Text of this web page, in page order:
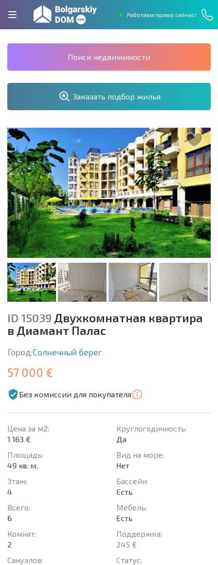
Работаем прямо сейчас!
Поиск недвижимости
Заказать подбор жилья
ID 15039 Двухкомнатная квартира
в Диамант Палас
Город:Солнечный берег
57 000 €
Без комиссии для покупателя
Цена за м2:
1 163 €
Площадь:
49 кв. м.
Этаж:
4
Всего:
6
Комнат:
2
Санузлов:
Круглогодичность:
Да
Вид на море:
Нет
Басcейн:
Есть
Мебель:
Есть
Поддержка:
245 €
Статус: